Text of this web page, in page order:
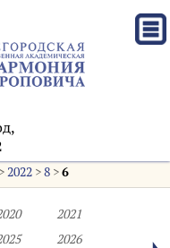
2022>8>6
2021
2026